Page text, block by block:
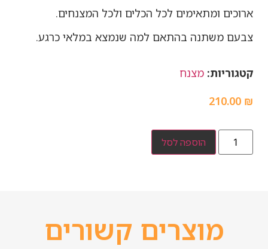
ארוכים ומתאימים לכל הכלים ולכל המצנחים.
צבעם משתנה בהתאם למה שנמצא במלאי כרגע.
קטגוריות: מצנח
210.00 ₪
הוספה לסל
מוצרים קשורים